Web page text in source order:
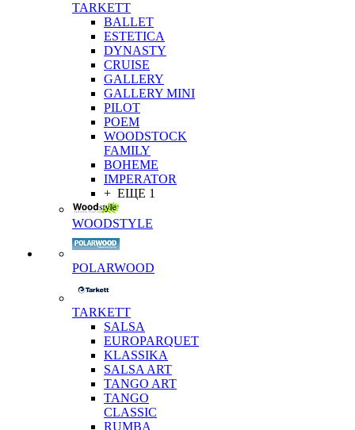
TARKETT
BALLET
ESTETICA
DYNASTY
CRUISE
GALLERY
GALLERY MINI
PILOT
POEM
WOODSTOCK
FAMILY
BOHEME
IMPERATOR
+ ЕЩЕ 1
WOODSTYLE
POLARWOOD
TARKETT
SALSA
EUROPARQUET
KLASSIKA
SALSA ART
TANGO ART
TANGO
CLASSIC
RUMBA